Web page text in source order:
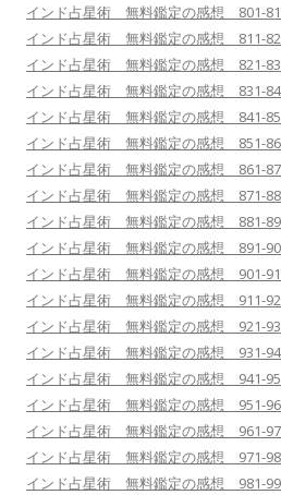
インド占星術 無料鑑定の感想 801-
インド占星術 無料鑑定の感想 811-
インド占星術 無料鑑定の感想 821-
インド占星術 無料鑑定の感想 831-
インド占星術 無料鑑定の感想 841-
インド占星術 無料鑑定の感想 851-
インド占星術 無料鑑定の感想 861-
インド占星術 無料鑑定の感想 871-
インド占星術 無料鑑定の感想 881-
インド占星術 無料鑑定の感想 891-
インド占星術 無料鑑定の感想 901-
インド占星術 無料鑑定の感想 911-
インド占星術 無料鑑定の感想 921-
インド占星術 無料鑑定の感想 931-
インド占星術 無料鑑定の感想 941-
インド占星術 無料鑑定の感想 951-
インド占星術 無料鑑定の感想 961-
インド占星術 無料鑑定の感想 971-
インド占星術 無料鑑定の感想 981-